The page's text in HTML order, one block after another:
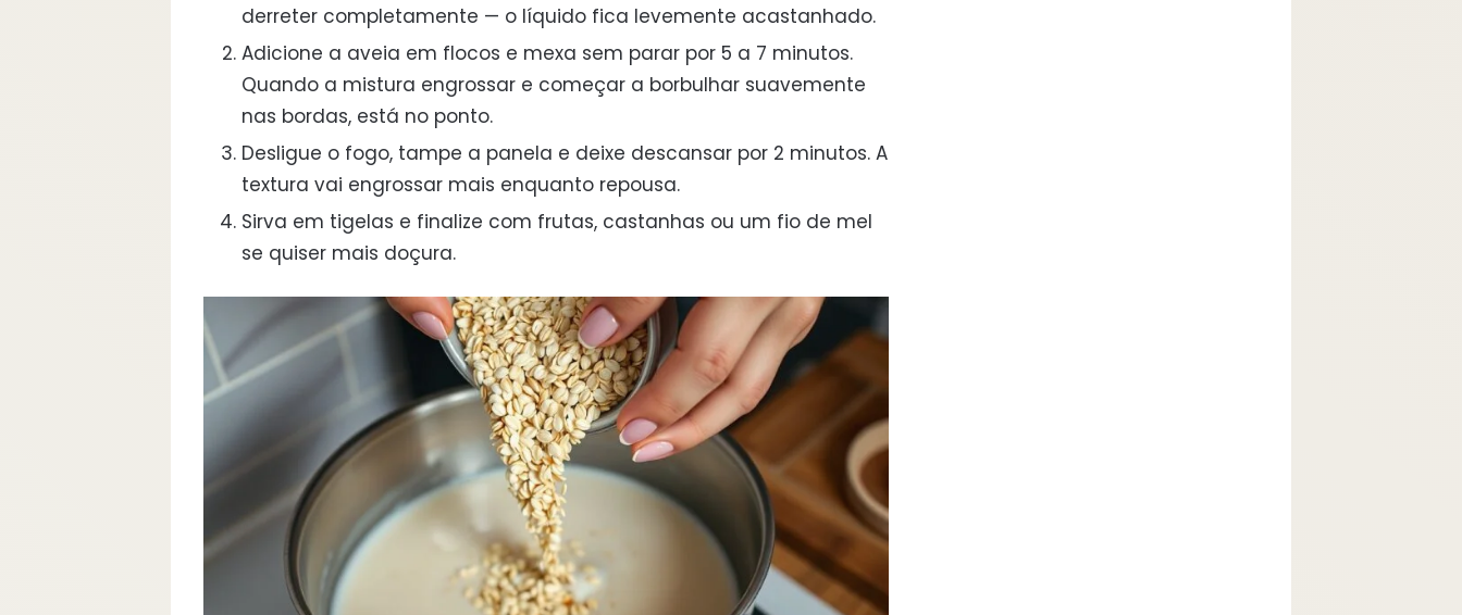
derreter completamente — o líquido fica levemente acastanhado.
Adicione a aveia em flocos e mexa sem parar por 5 a 7 minutos.
Quando a mistura engrossar e começar a borbulhar suavemente
nas bordas, está no ponto.
Desligue o fogo, tampe a panela e deixe descansar por 2 minutos. A
textura vai engrossar mais enquanto repousa.
Sirva em tigelas e finalize com frutas, castanhas ou um fio de mel
se quiser mais doçura.